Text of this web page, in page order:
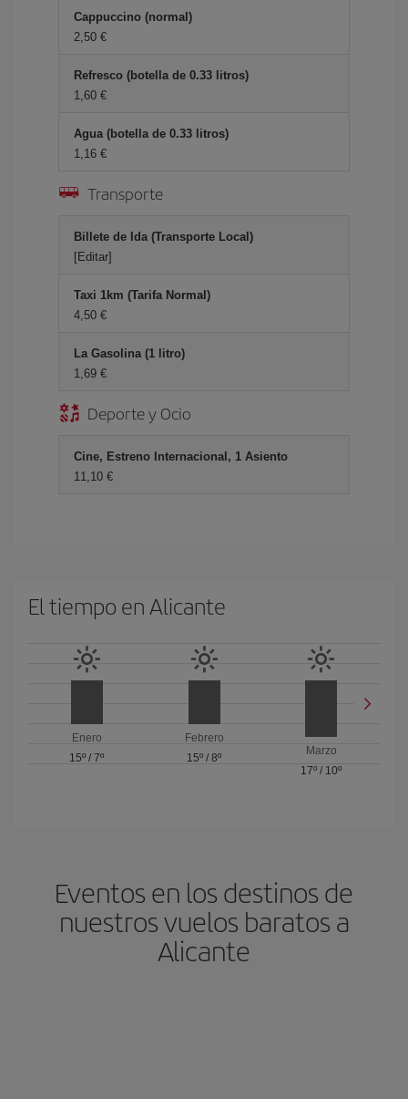
Cappuccino (normal)
2,50 €
Refresco (botella de 0.33 litros)
1,60 €
Agua (botella de 0.33 litros)
1,16 €
Transporte
Billete de Ida (Transporte Local)
[Editar]
Taxi 1km (Tarifa Normal)
4,50 €
La Gasolina (1 litro)
1,69 €
Deporte y Ocio
Cine, Estreno Internacional, 1 Asiento
11,10 €
El tiempo en Alicante
Enero
15º /7º
Febrero
15º / 8º
Marzo
17º / 10º
Eventos en los destinos de
nuestros vuelos baratos a
Alicante